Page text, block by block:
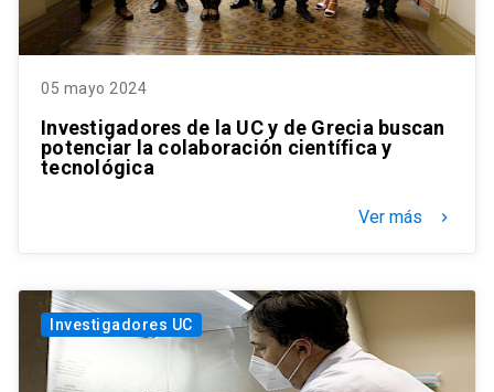
05 mayo 2024
Investigadores de la UC y de Grecia buscan
potenciar la colaboración científica y
tecnológica
Ver más keyboard_arrow_right
Investigadores UC